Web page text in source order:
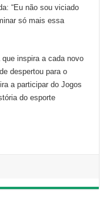
“Eu não sou viciado
só mais essa
inspira a cada novo
despertou para o
a participar do Jogos
do esporte